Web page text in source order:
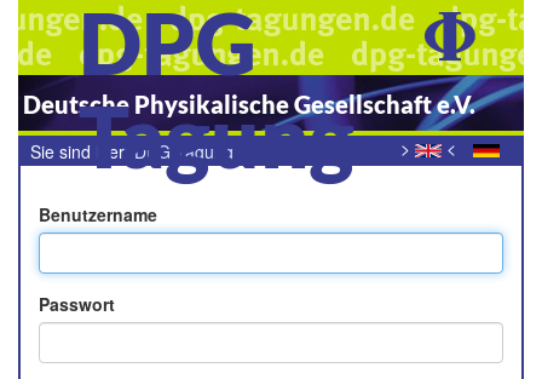
DPG
Tagung
Deutsche Physikalische Gesellschaft e.V.
> <
Sie sind hier: DPG Tagung
Benutzername
Passwort